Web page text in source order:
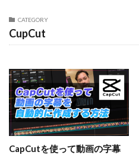
CATEGORY
CupCut
CapCutを使って動画の字幕